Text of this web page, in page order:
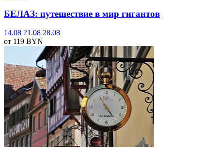
БЕЛАЗ: путешествие в мир гигантов
14.08 21.08 28.08
от 119 BYN